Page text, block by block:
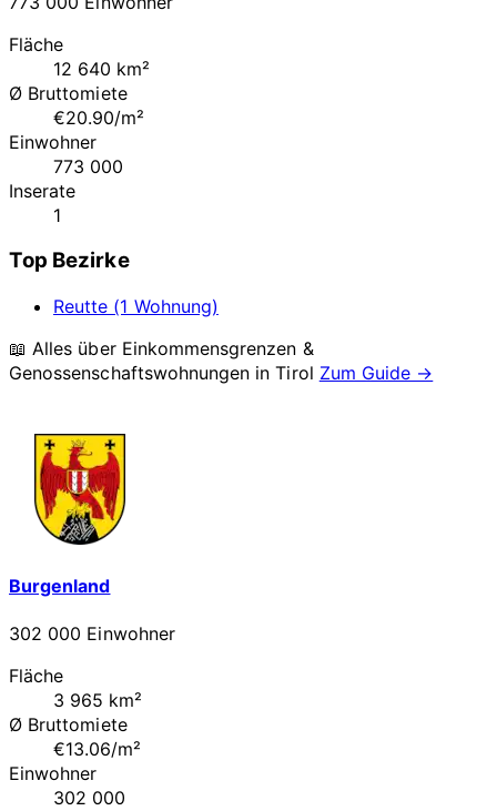
Fläche
12 640 km²
Ø Bruttomiete
€20.90/m²
Einwohner
773 000
Inserate
1
Top Bezirke
Reutte (1 Wohnung)
📖 Alles über Einkommensgrenzen &
Genossenschaftswohnungen inTirol Zum Guide →
Burgenland
302 000 Einwohner
Fläche
3 965 km²
Ø Bruttomiete
€13.06/m²
Einwohner
302 000